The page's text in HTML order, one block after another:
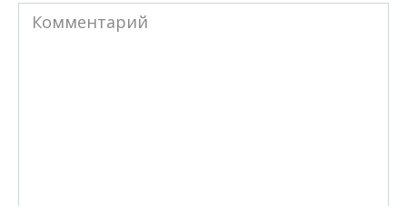
Комментарий